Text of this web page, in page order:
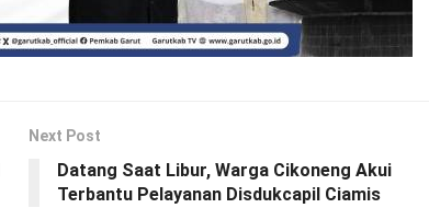
Next Post
Datang Saat Libur, Warga Cikoneng Akui
Terbantu Pelayanan Disdukcapil Ciamis